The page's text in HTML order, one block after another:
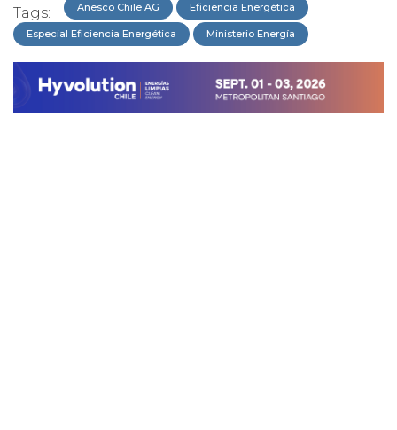
Tags: Anesco Chile AG Eficiencia Energética
Especial Eficiencia Energética Ministerio Energía